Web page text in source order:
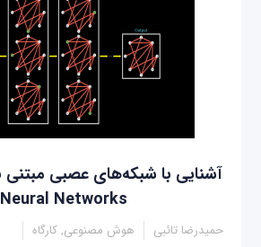
Neural Networks)
حمیدرضا تائبی هوش مصنوعی, کارگاه